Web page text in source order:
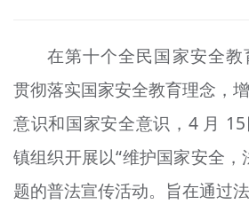
未成年人思想道德建设
榜样人物
身边好人
文明评论
在第十个全民国家安全
贯彻落实国家安全教育理念，
意识和国家安全意识，4 月
镇组织开展以“维护国家安全，
题的普法宣传活动。旨在通过